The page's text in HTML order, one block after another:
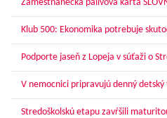
Zamestnanecká palivová karta
Klub 500: Ekonomika potrebuje
Podporte jaseň z Lopeja v súťaži o
V nemocnici pripravujú denný
Stredoškolskú etapu zavŕšili